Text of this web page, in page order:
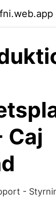
Caj
-